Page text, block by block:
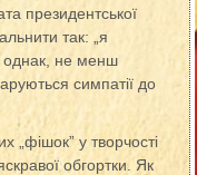
президентської
так: „я
однак, не менш
симпатії до
„фішок” у творчості
обгортки. Як